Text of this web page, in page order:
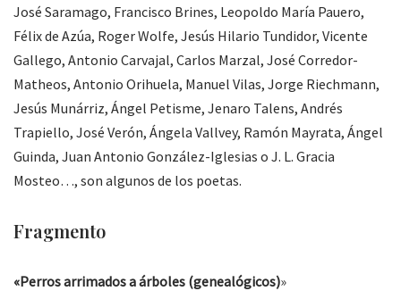
José Saramago, Francisco Brines, Leopoldo María Pauero,
Félix de Azúa, Roger Wolfe, Jesús Hilario Tundidor, Vicente
Gallego, Antonio Carvajal, Carlos Marzal, José Corredor-
Matheos, Antonio Orihuela, Manuel Vilas, Jorge Riechmann,
Jesús Munárriz, Ángel Petisme, Jenaro Talens, Andrés
Trapiello, José Verón, Ángela Vallvey, Ramón Mayrata, Ángel
Guinda, Juan Antonio González-Iglesias o J. L. Gracia
Mosteo…, son algunos de los poetas.
Fragmento
«Perros arrimados a árboles (genealógicos)»